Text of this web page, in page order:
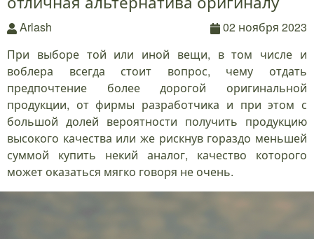
Arlash
02 ноября 2023
При выборе той или иной вещи, в том числе и
воблера всегда стоит вопрос, чему отдать
предпочтение более дорогой оригинальной
продукции, от фирмы разработчика и при этом с
большой долей вероятности получить продукцию
высокого качества или же рискнув гораздо меньшей
суммой купить некий аналог, качество которого
может оказаться мягко говоря не очень.